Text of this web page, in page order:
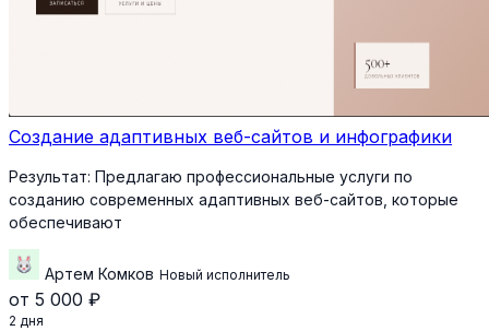
Создание адаптивных веб-сайтов и инфографики
Результат: Предлагаю профессиональные услуги по
созданию современных адаптивных веб-сайтов, которые
обеспечивают
Артем Комков Новый исполнитель
от 5 000 ₽
2 дня